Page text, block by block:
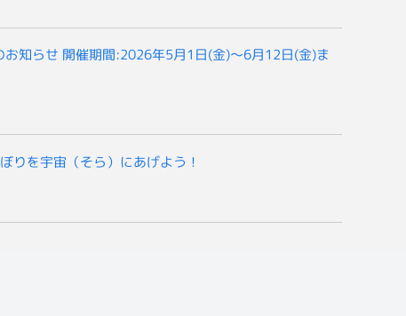
知らせ 開催期間:2026年5月1日(金)～6月12日(金)ま
りを宇宙（そら）にあげよう！